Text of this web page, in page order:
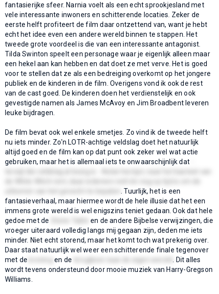
fantasierijke sfeer. Narnia voelt als een echt sprookjesland met
vele interessante inwoners en schitterende locaties. Zeker de
eerste helft profiteert de film daar ontzettend van, want je hebt
echt het idee even een andere wereld binnen te stappen. Het
tweede grote voordeel is die van een interessante antagonist.
Tilda Swinton speelt een personage waar je eigenlijk alleen maar
een hekel aan kan hebben en dat doet ze met verve. Het is goed
voor te stellen dat ze als een bedreiging overkomt op het jongere
publiek en de kinderen in de film. Overigens vond ik ook de rest
van de cast goed. De kinderen doen het verdienstelijk en ook
gevestigde namen als James McAvoy en Jim Broadbent leveren
leuke bijdragen.
De film bevat ook wel enkele smetjes. Zo vind ik de tweede helft
nu iets minder. Zo'n LOTR-achtige veldslag doet het natuurlijk
altijd goed en de film kan op dat punt ook zeker wel wat actie
gebruiken, maar het is allemaal iets te onwaarschijnlijk dat
. Tuurlijk, het is een
fantasieverhaal, maar hiermee wordt de hele illusie dat het een
immens grote wereld is wel enigszins teniet gedaan. Ook dat hele
gedoe met de
en de andere Bijbelse verwijzingen, die
vroeger uiteraard volledig langs mij gegaan zijn, deden me iets
minder. Niet echt storend, maar het komt toch wat prekerig over.
Daar staat natuurlijk wel weer een schitterende finale tegenover
met de
en de
. Dit alles
wordt tevens ondersteund door mooie muziek van Harry-Gregson
Williams.